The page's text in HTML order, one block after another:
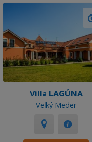
Villa LAGÚNA
Veľký Meder